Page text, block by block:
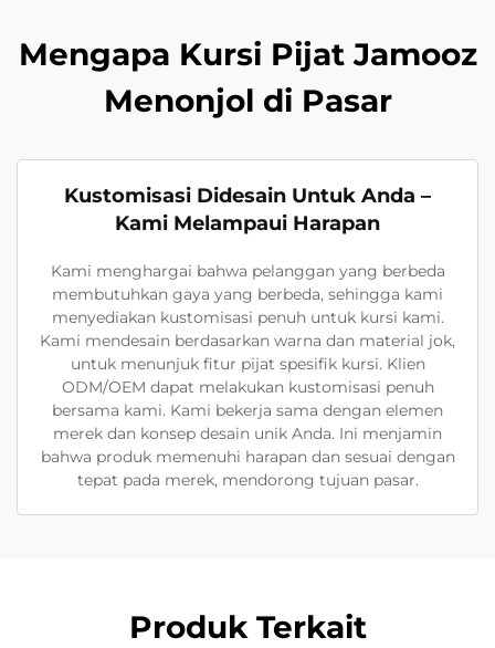
Mengapa Kursi Pijat Jamooz
Menonjol di Pasar
Kustomisasi Didesain Untuk Anda –
Kami Melampaui Harapan
Kami menghargai bahwa pelanggan yang berbeda
membutuhkan gaya yang berbeda, sehingga kami
menyediakan kustomisasi penuh untuk kursi kami.
Kami mendesain berdasarkan warna dan material jok,
untuk menunjuk fitur pijat spesifik kursi. Klien
ODM/OEM dapat melakukan kustomisasi penuh
bersama kami. Kami bekerja sama dengan elemen
merek dan konsep desain unik Anda. Ini menjamin
bahwa produk memenuhi harapan dan sesuai dengan
tepat pada merek, mendorong tujuan pasar.
Produk Terkait